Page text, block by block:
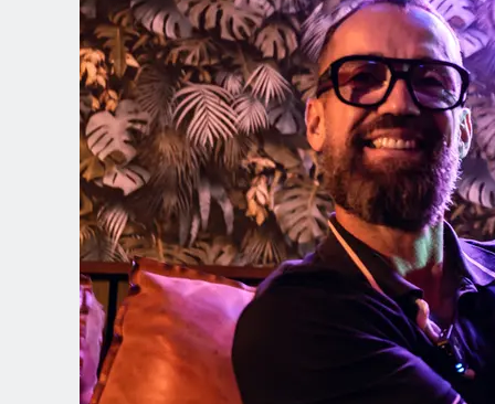
Dutch
English (United Kingdom)
English (United States)
Spanish (Spain)
Spanish (Latin America)
German
French